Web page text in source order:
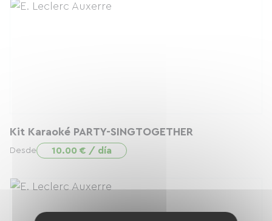
Kit Karaoké PARTY-SINGTOGETHER
Desde 10.00 € / día